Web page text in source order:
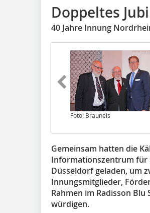
Doppeltes
40 Jahre Innung
Foto: Brauneis
Gemeinsam hatten die
Informationszentrum für
Düsseldorf geladen, um
Innungsmitglieder,
Rahmen im Radisson
würdigen.